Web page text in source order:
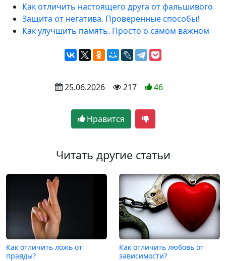
Как отличить настоящего друга от фальшивого
Защита от негатива. Проверенные способы!
Как улучшить память. Просто о самом важном
25.06.2026 217 46
Нравится
Читать другие статьи
Как отличить ложь от
правды?
Как отличить любовь от
зависимости?